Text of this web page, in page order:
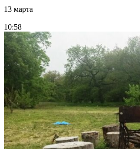
13 марта
10:58